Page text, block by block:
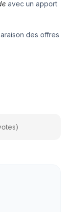
avec un apport
des offres